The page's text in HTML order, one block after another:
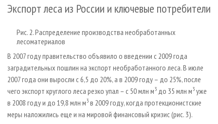
Экспорт леса из России и ключевые потребители
Рис. 2. Распределение производства необработанных
лесоматериалов
В 2007 году правительство объявило о введении с 2009 года
заградительных пошлин на экспорт необработанного леса. В июле
2007 года они выросли с 6,5 до 20%, а в 2009 году – до 25%, после
чего экспорт круглого леса резко упал – с 50 млн м3 до 35 млн м3 уже
в 2008 году и до 19,8 млн м3 в 2009 году, когда протекционистские
меры наложились еще и на мировой финансовый кризис (рис. 3).